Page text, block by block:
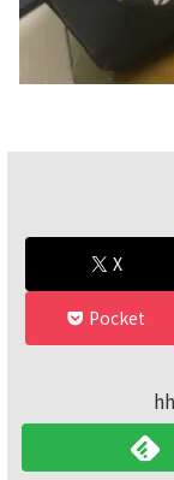
X
Pocket